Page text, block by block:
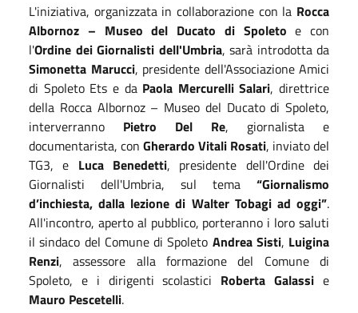
L'iniziativa, organizzata in collaborazione con la Rocca
Albornoz – Museo del Ducato di Spoleto e con
l'Ordine dei Giornalisti dell'Umbria, sarà introdotta da
Simonetta Marucci, presidente dell'Associazione Amici
di Spoleto Ets e da Paola Mercurelli Salari, direttrice
della Rocca Albornoz – Museo del Ducato di Spoleto,
interverranno Pietro Del Re, giornalista e
documentarista, con Gherardo Vitali Rosati, inviato del
TG3, e Luca Benedetti, presidente dell'Ordine dei
Giornalisti dell'Umbria, sul tema “Giornalismo
d’inchiesta, dalla lezione di Walter Tobagi ad oggi”.
All'incontro, aperto al pubblico, porteranno i loro saluti
il sindaco del Comune di Spoleto Andrea Sisti, Luigina
Renzi, assessore alla formazione del Comune di
Spoleto, e i dirigenti scolastici Roberta Galassi e
Mauro Pescetelli.